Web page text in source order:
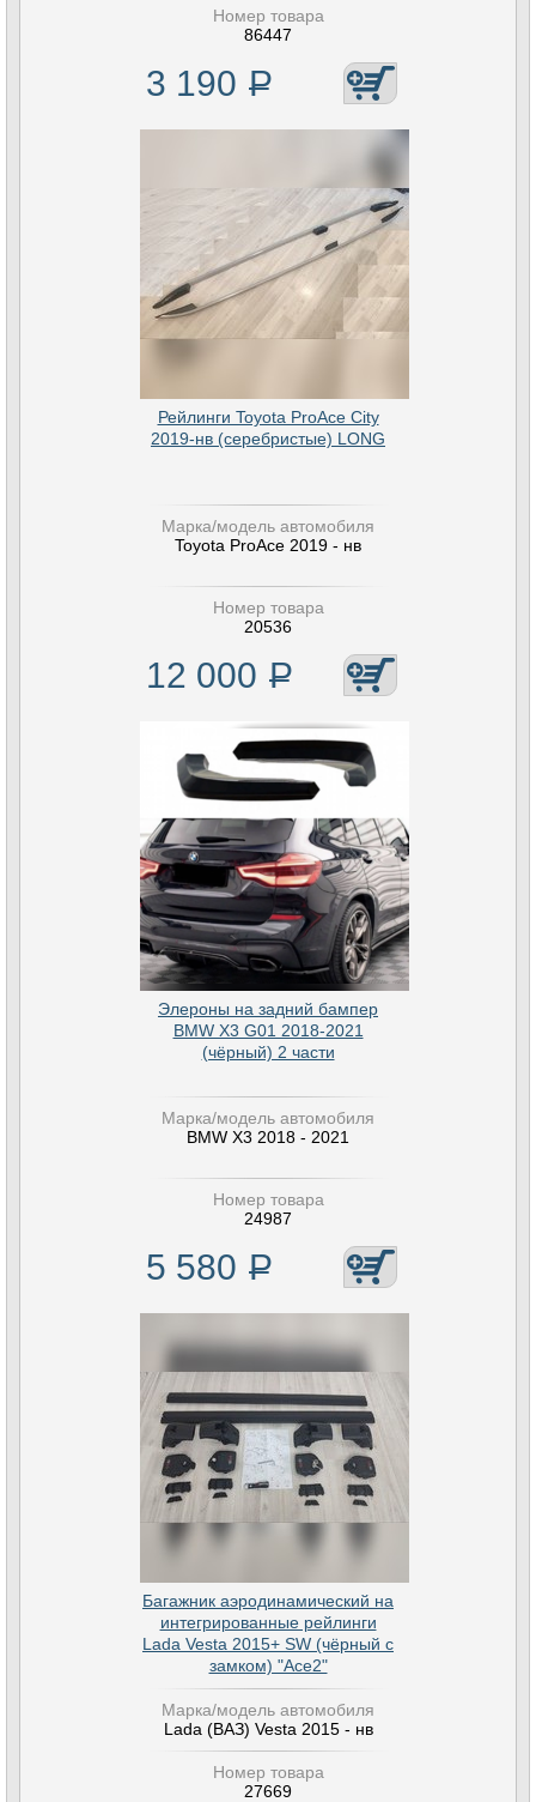
Номер товара
86447
3 190 Р
Рейлинги Toyota ProAce City
2019-нв (серебристые) LONG
Марка/модель автомобиля
Toyota ProAce 2019 - нв
Номер товара
20536
12 000 Р
Элероны на задний бампер
BMW X3 G01 2018-2021
(чёрный) 2 части
Марка/модель автомобиля
BMW X3 2018 - 2021
Номер товара
24987
5 580 Р
Багажник аэродинамический на
интегрированные рейлинги
Lada Vesta 2015+ SW (чёрный с
замком) "Ace2"
Марка/модель автомобиля
Lada (ВАЗ) Vesta 2015 - нв
Номер товара
27669